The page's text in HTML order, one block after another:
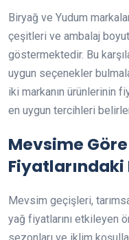
Biryağ ve Yudum
çeşitleri ve ambalaj
göstermektedir. Bu
uygun seçenekler
iki markanın ürünlerinin
en uygun tercihleri
Mevsime Göre
Mevsim geçişleri,
yağ fiyatlarını etkileyen